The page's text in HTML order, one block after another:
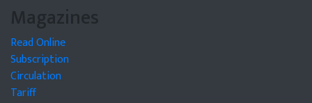
Magazines
Read Online
Subscription
Circulation
Tariff